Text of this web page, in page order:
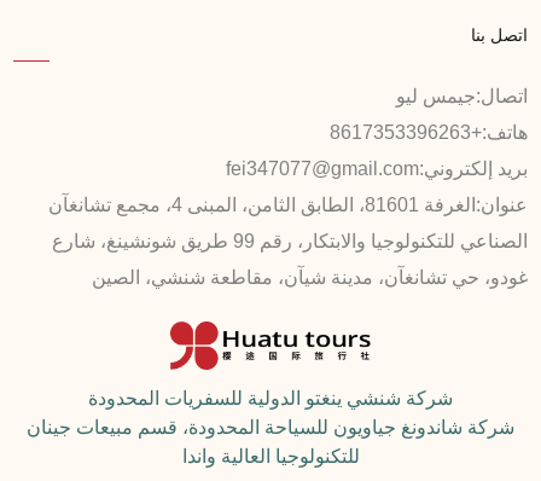
اتصل بنا
اتصال:جيمس ليو
هاتف:+8617353396263
بريد إلكتروني:fei347077@gmail.com
عنوان:
الغرفة 81601، الطابق الثامن، المبنى 4، مجمع تشانغآن
الصناعي للتكنولوجيا والابتكار، رقم 99 طريق شونشينغ، شارع
غودو، حي تشانغآن، مدينة شيآن، مقاطعة شنشي، الصين
شركة شنشي ينغتو الدولية للسفريات المحدودة
شركة شاندونغ جياويون للسياحة المحدودة، قسم مبيعات جينان
للتكنولوجيا العالية واندا